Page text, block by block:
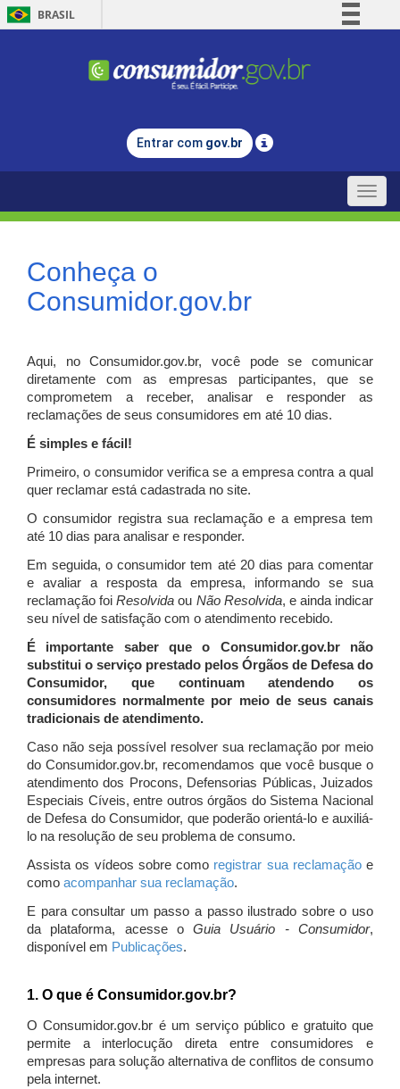
BRASIL
Comunica BR
Legislação
Entrar com gov.br
Toggle
Conheça o
Consumidor.gov.br
Aqui, no Consumidor.gov.br, você pode se comunicar
diretamente com as empresas participantes, que se
comprometem a receber, analisar e responder as
reclamações de seus consumidores em até 10 dias.
É simples e fácil!
Primeiro, o consumidor verifica se a empresa contra a qual
quer reclamar está cadastrada no site.
O consumidor registra sua reclamação e a empresa tem
até 10 dias para analisar e responder.
Em seguida, o consumidor tem até 20 dias para comentar
e avaliar a resposta da empresa, informando se sua
reclamação foiResolvida ou Não Resolvida, e ainda indicar
seu nível de satisfação com o atendimento recebido.
É importante saber que o Consumidor.gov.br não
substitui o serviço prestado pelos Órgãos de Defesa do
Consumidor, que continuam atendendo os
consumidores normalmente por meio de seus canais
tradicionais de atendimento.
Caso não seja possível resolver sua reclamação por meio
do Consumidor.gov.br, recomendamos que você busque o
atendimento dos Procons, Defensorias Públicas, Juizados
Especiais Cíveis, entre outros órgãos do Sistema Nacional
de Defesa do Consumidor, que poderão orientá-lo e auxiliá-
lo na resolução de seu problema de consumo.
Assista os vídeos sobre como registrar sua reclamaçãoe
como acompanhar sua reclamação.
E para consultar um passo a passo ilustrado sobre o uso
da plataforma, acesse oGuia Usuário - Consumidor,
disponível em Publicações.
1. O que é Consumidor.gov.br?
O Consumidor.gov.br é um serviço público e gratuito que
permite a interlocução direta entre consumidores e
empresas para solução alternativa de conflitos de consumo
pela internet.